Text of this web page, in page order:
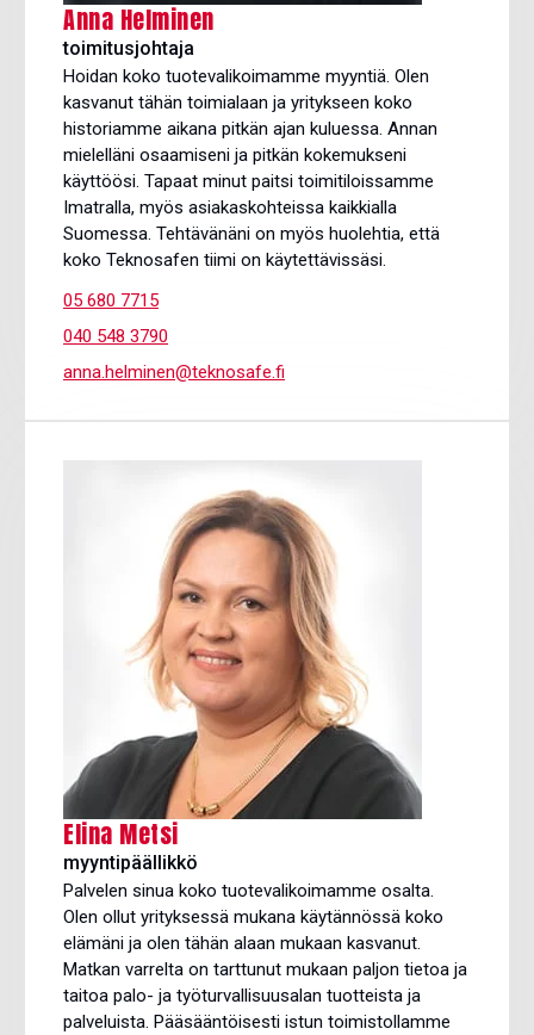
Anna Helminen
toimitusjohtaja
Hoidan koko tuotevalikoimamme myyntiä. Olen
kasvanut tähän toimialaan ja yritykseen koko
historiamme aikana pitkän ajan kuluessa. Annan
mielelläni osaamiseni ja pitkän kokemukseni
käyttöösi. Tapaat minut paitsi toimitiloissamme
Imatralla, myös asiakaskohteissa kaikkialla
Suomessa. Tehtävänäni on myös huolehtia, että
koko Teknosafen tiimi on käytettävissäsi.
05 680 7715
040 548 3790
anna.helminen@teknosafe.fi
Elina Metsi
myyntipäällikkö
Palvelen sinua koko tuotevalikoimamme osalta.
Olen ollut yrityksessä mukana käytännössä koko
elämäni ja olen tähän alaan mukaan kasvanut.
Matkan varrelta on tarttunut mukaan paljon tietoa ja
taitoa palo- ja työturvallisuusalan tuotteista ja
palveluista. Pääsääntöisesti istun toimistollamme